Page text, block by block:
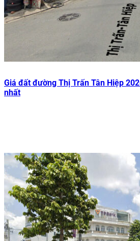
Giá đất đường Thị Trấn Tân Hiệp
nhất